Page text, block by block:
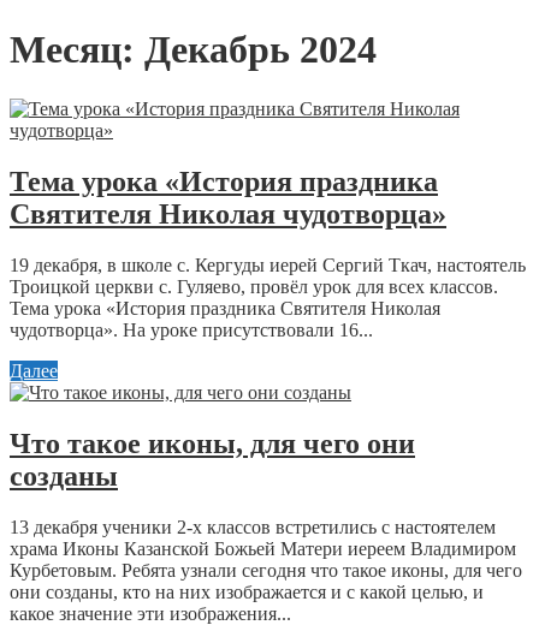
Месяц: Декабрь 2024
Тема урока «История праздника
Святителя Николая чудотворца»
19 декабря, в школе с. Кергуды иерей Сергий Ткач, настоятель
Троицкой церкви с. Гуляево, провёл урок для всех классов.
Тема урока «История праздника Святителя Николая
чудотворца». На уроке присутствовали 16...
Далее
Что такое иконы, для чего они
созданы
13 декабря ученики 2-х классов встретились с настоятелем
храма Иконы Казанской Божьей Матери иереем Владимиром
Курбетовым. Ребята узнали сегодня что такое иконы, для чего
они созданы, кто на них изображается и с какой целью, и
какое значение эти изображения...